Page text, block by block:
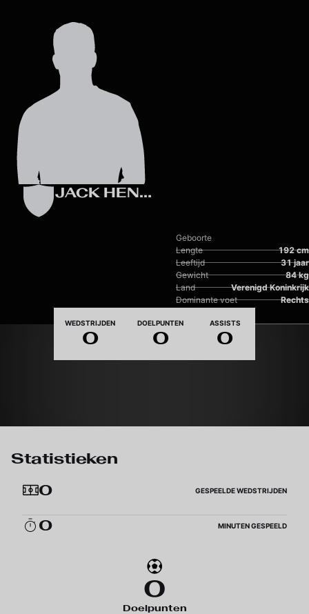
JACK HENDRY
Lengte 192 cm
Gewicht 84 kg
Dominante voet Rechts
Geboorte
Leeftijd 31 jaar
Land Verenigd Koninkrijk
WEDSTRIJDEN
0
DOELPUNTEN
0
ASSISTS
0
Statistieken
0
GESPEELDE WEDSTRIJDEN
0 MINUTEN GESPEELD
0
Doelpunten